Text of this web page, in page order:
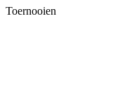
Toernooien